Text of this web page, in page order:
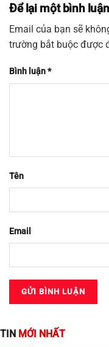
Để lại một bình luận
Email của bạn sẽ
trường bắt buộc được
Bình luận*
Tên
Email
TIN MỚI NHẤT